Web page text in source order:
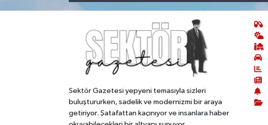
Sektör Gazetesi yepyeni temasıyla sizleri
buluştururken, sadelik ve modernizmi bir araya
getiriyor. Şatafattan kaçınıyor ve insanlara haber